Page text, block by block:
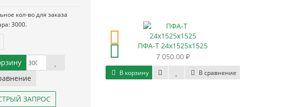
кол-во для заказа
3000.
ЗАПРОС
ПФА-Т 24х1525х1525
7 050.00 ₽
В корзину В сравнение